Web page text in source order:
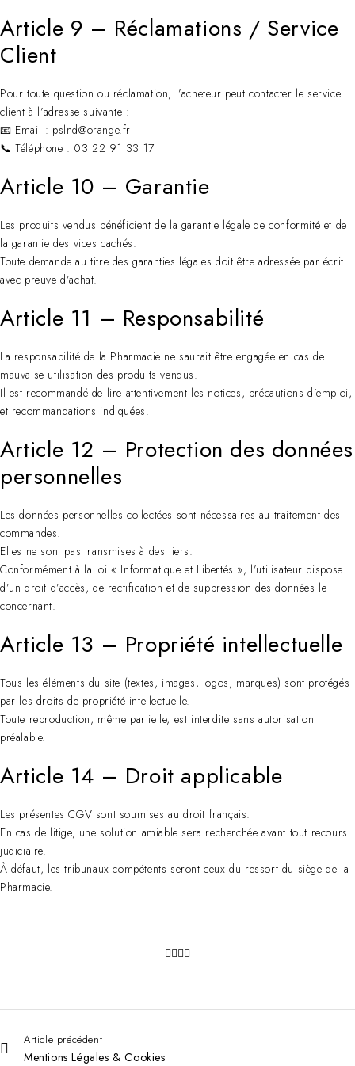
Article 9 – Réclamations / Service
Client
Pour toute question ou réclamation, l’acheteur peut contacter le service
client à l’adresse suivante :
📧 Email : pslnd@orange.fr
📞 Téléphone : 03 22 91 33 17
Article 10 – Garantie
Les produits vendus bénéficient de la garantie légale de conformité et de
la garantie des vices cachés.
Toute demande au titre des garanties légales doit être adressée par écrit
avec preuve d’achat.
Article 11 – Responsabilité
La responsabilité de la Pharmacie ne saurait être engagée en cas de
mauvaise utilisation des produits vendus.
Il est recommandé de lire attentivement les notices, précautions d’emploi,
et recommandations indiquées.
Article 12 – Protection des données
personnelles
Les données personnelles collectées sont nécessaires au traitement des
commandes.
Elles ne sont pas transmises à des tiers.
Conformément à la loi « Informatique et Libertés », l’utilisateur dispose
d’un droit d’accès, de rectification et de suppression des données le
concernant.
Article 13 – Propriété intellectuelle
Tous les éléments du site (textes, images, logos, marques) sont protégés
par les droits de propriété intellectuelle.
Toute reproduction, même partielle, est interdite sans autorisation
préalable.
Article 14 – Droit applicable
Les présentes CGV sont soumises au droit français.
En cas de litige, une solution amiable sera recherchée avant tout recours
judiciaire.
À défaut, les tribunaux compétents seront ceux du ressort du siège de la
Pharmacie.
Article précédent
Mentions Légales & Cookies